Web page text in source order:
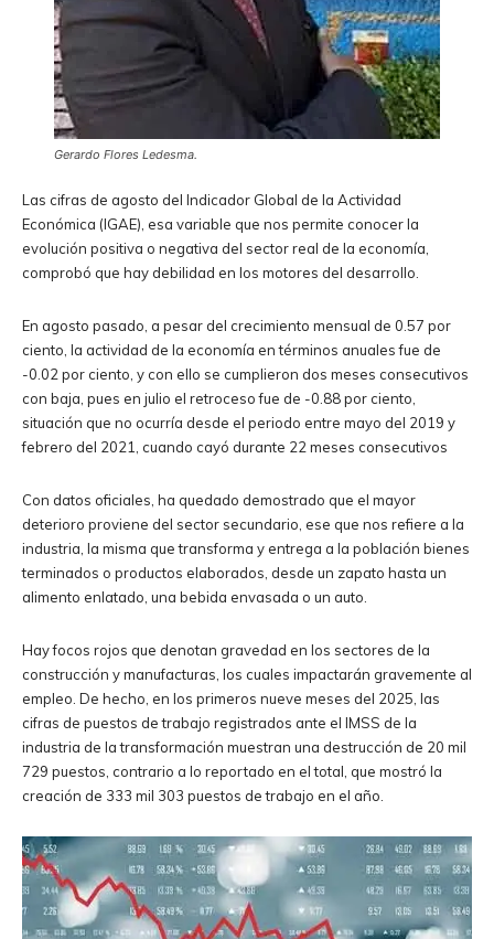
Gerardo Flores Ledesma.
Las cifras de agosto del Indicador Global de la Actividad
Económica (IGAE), esa variable que nos permite conocer la
evolución positiva o negativa del sector real de la economía,
comprobó que hay debilidad en los motores del desarrollo.
En agosto pasado, a pesar del crecimiento mensual de 0.57 por
ciento, la actividad de la economía en términos anuales fue de
-0.02 por ciento, y con ello se cumplieron dos meses consecutivos
con baja, pues en julio el retroceso fue de -0.88 por ciento,
situación que no ocurría desde el periodo entre mayo del 2019 y
febrero del 2021, cuando cayó durante 22 meses consecutivos
Con datos oficiales, ha quedado demostrado que el mayor
deterioro proviene del sector secundario, ese que nos refiere a la
industria, la misma que transforma y entrega a la población bienes
terminados o productos elaborados, desde un zapato hasta un
alimento enlatado, una bebida envasada o un auto.
Hay focos rojos que denotan gravedad en los sectores de la
construcción y manufacturas, los cuales impactarán gravemente al
empleo. De hecho, en los primeros nueve meses del 2025, las
cifras de puestos de trabajo registrados ante el IMSS de la
industria de la transformación muestran una destrucción de 20 mil
729 puestos, contrario a lo reportado en el total, que mostró la
creación de 333 mil 303 puestos de trabajo en el año.